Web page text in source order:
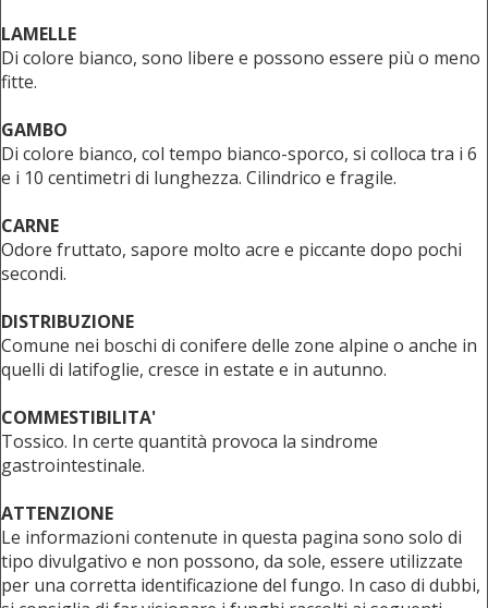
LAMELLE
Di colore bianco, sono libere e possono essere più o meno
fitte.
GAMBO
Di colore bianco, col tempo bianco-sporco, si colloca tra i 6
e i 10 centimetri di lunghezza. Cilindrico e fragile.
CARNE
Odore fruttato, sapore molto acre e piccante dopo pochi
secondi.
DISTRIBUZIONE
Comune nei boschi di conifere delle zone alpine o anche in
quelli di latifoglie, cresce in estate e in autunno.
COMMESTIBILITA'
Tossico. In certe quantità provoca la sindrome
gastrointestinale.
ATTENZIONE
Le informazioni contenute in questa pagina sono solo di
tipo divulgativo e non possono, da sole, essere utilizzate
per una corretta identificazione del fungo. In caso di dubbi,